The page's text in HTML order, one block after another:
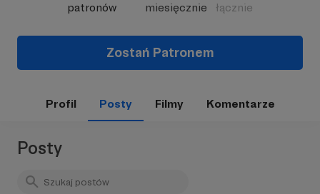
patronów
miesięcznie
łącznie
Zostań Patronem
Profil Posty Filmy Komentarze
Posty